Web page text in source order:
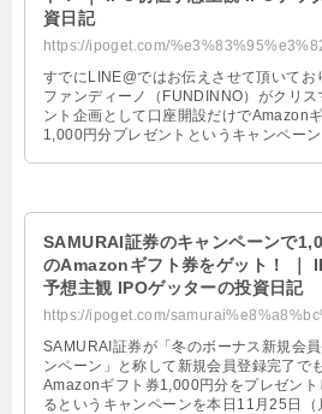
資日記
すでにLINE@ではお伝えさせて頂いてお
ファンディーノ（FUNDINNO）がクリス
ント企画として口座開設だけでAmazon
1,000円分プレゼントというキャンペーン
SAMURAI証券のキャンペーンで
のAmazonギフト券をゲット！ ｜
予想主観 IPOゲッターの投資日記
SAMURAI証券が「冬のボーナス新規会
ンペーン」と称して新規会員登録完了で
Amazonギフト券1,000円分をプレゼント
るというキャンペーンを本日11月25日（